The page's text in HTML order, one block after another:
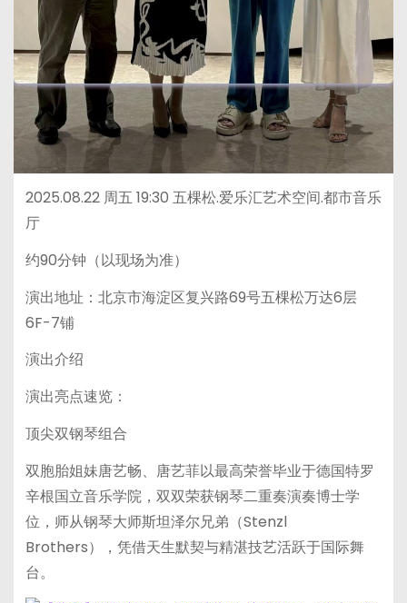
2025.08.22 周五 19:30 五棵松.爱乐汇艺术空间.都市音乐
厅
约90分钟（以现场为准）
演出地址：北京市海淀区复兴路69号五棵松万达6层
6F-7铺
演出介绍
演出亮点速览：
顶尖双钢琴组合
双胞胎姐妹唐艺畅、唐艺菲以最高荣誉毕业于德国特罗
辛根国立音乐学院，双双荣获钢琴二重奏演奏博士学
位，师从钢琴大师斯坦泽尔兄弟（Stenzl
Brothers），凭借天生默契与精湛技艺活跃于国际舞
台。